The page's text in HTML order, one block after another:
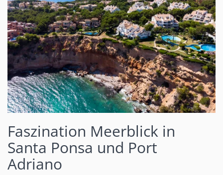
Faszination Meerblick in
Santa Ponsa und Port
Adriano